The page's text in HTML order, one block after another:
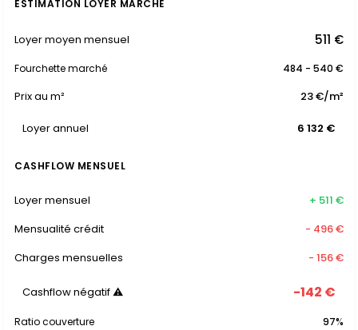
ESTIMATION LOYER MARCHÉ
Loyer moyen mensuel 511 €
Fourchette marché 484 - 540 €
Prix au m² 23 €/m²
Loyer annuel 6 132 €
CASHFLOW MENSUEL
Loyer mensuel
+ 511 €
Mensualité crédit
- 496 €
Charges mensuelles
- 156 €
Cashflow négatif ⚠ -142 €
Ratio couverture 97%